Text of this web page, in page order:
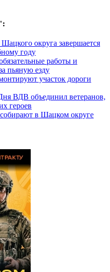
округа завершается
году
работы и
пьяную езду
участок дороги
ВДВ объединил ветеранов,
героев
в Шацком округе